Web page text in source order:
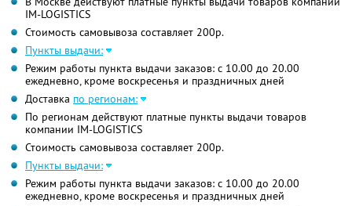
IM-LOGISTICS
Стоимость самовывоза составляет 200р.
Пункты выдачи:
Режим работы пункта выдачи заказов: с 10.00 до 20.00
ежедневно, кроме воскресенья и праздничных дней
Доставка по регионам:
По регионам действуют платные пункты выдачи товаров
компании IM-LOGISTICS
Стоимость самовывоза составляет 200р.
Пункты выдачи:
Режим работы пункта выдачи заказов: с 10.00 до 20.00
ежедневно, кроме воскресенья и праздничных дней